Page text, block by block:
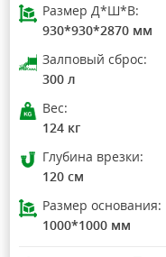
Размер Д*Ш*В:
930*930*2870 мм
Залповый сброс:
300 л
Вес:
124 кг
Глубина врезки:
120 см
Размер основания:
1000*1000 мм